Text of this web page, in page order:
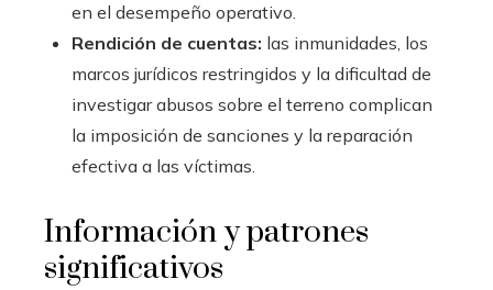
en el desempeño operativo.
Rendición de cuentas: las inmunidades, los
marcos jurídicos restringidos y la dificultad de
investigar abusos sobre el terreno complican
la imposición de sanciones y la reparación
efectiva a las víctimas.
Información y patrones
significativos